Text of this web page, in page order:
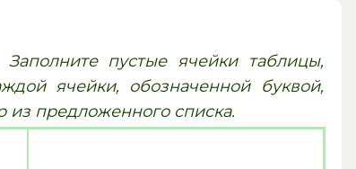
пустые ячейки таблицы,
ячейки, обозначенной буквой,
предложенного списка.